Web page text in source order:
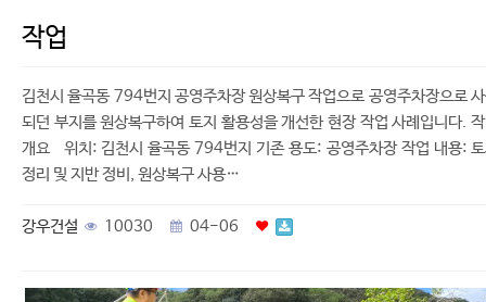
작업
김천시 율곡동 794번지 공영주차장 원상복구 작업으로 공영주차장으로
되던 부지를 원상복구하여 토지 활용성을 개선한 현장 작업 사례입니다.
개요 위치: 김천시 율곡동 794번지 기존 용도: 공영주차장 작업 내용:
정리 및 지반 정비, 원상복구 사용…
강우건설 10030 04-06